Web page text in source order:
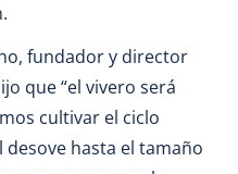
fundador y director
que “el vivero será
cultivar el ciclo
hasta el tamaño